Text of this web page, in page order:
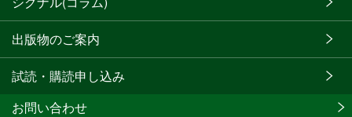
出版物のご案内
試読・購読申し込み
お問い合わせ